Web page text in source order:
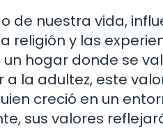
de nuestra vida,
religión y las
hogar donde se
la adultez, este
creció en un
sus valores